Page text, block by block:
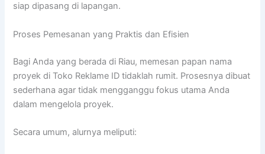
siap dipasang di lapangan.
Proses Pemesanan yang Praktis dan Efisien
Bagi Anda yang berada di Riau, memesan papan nama
proyek di Toko Reklame ID tidaklah rumit. Prosesnya dibuat
sederhana agar tidak mengganggu fokus utama Anda
dalam mengelola proyek.
Secara umum, alurnya meliputi: